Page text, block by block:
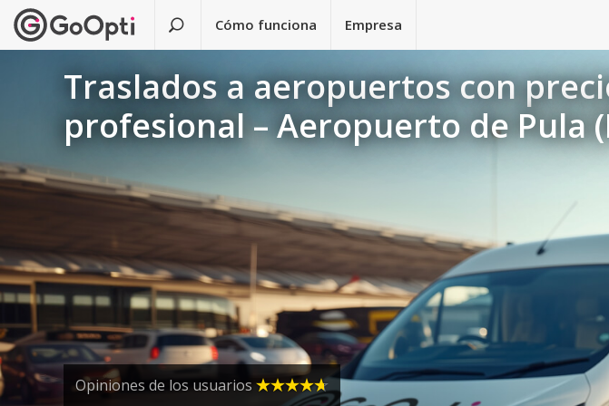
Cómo funciona Empresa
Traslados a aeropuertos con
profesional – Aeropuerto de Pula
Opiniones de los usuarios